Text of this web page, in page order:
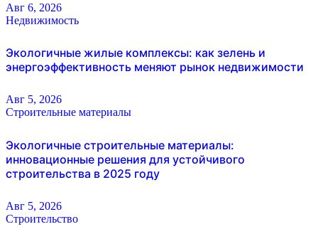
Авг 6, 2026
Недвижимость
Экологичные жилые комплексы: как зелень и
энергоэффективность меняют рынок недвижимости
Авг 5, 2026
Строительные материалы
Экологичные строительные материалы:
инновационные решения для устойчивого
строительства в 2025 году
Авг 5, 2026
Строительство